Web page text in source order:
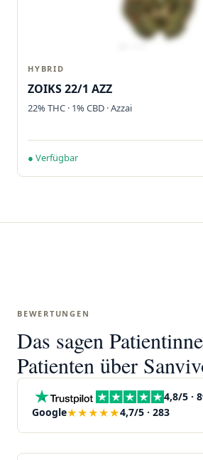
HYBRID
ZOIKS 22/1 AZZ
22% THC · 1% CBD · Azzai
● Verfügbar
BEWERTUNGEN
Das sagen
Patienten über
4,8/5 ·
Google★★★★★4,7/5 · 283